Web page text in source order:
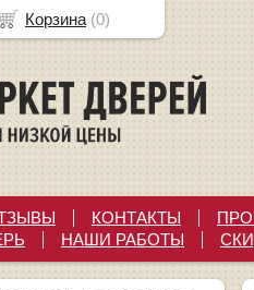
КОНТАКТЫ
НАШИ РАБОТЫ
Корзина (0)